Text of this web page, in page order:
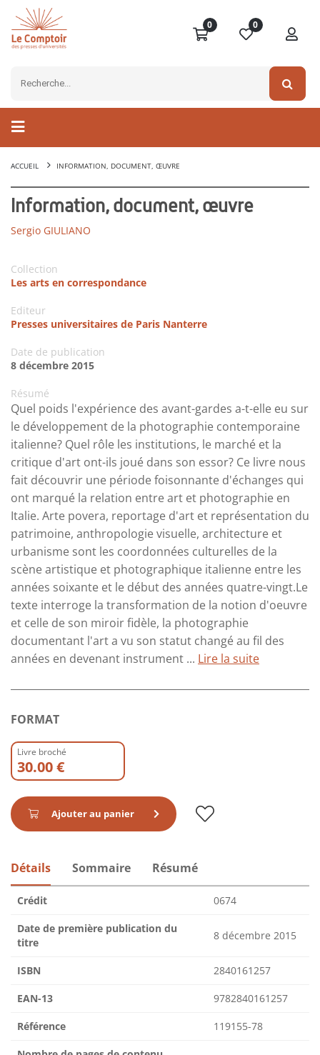
0 0
ACCUEIL INFORMATION, DOCUMENT, ŒUVRE
Information, document, œuvre
Sergio GIULIANO
Collection
Les arts en correspondance
Editeur
Presses universitaires de Paris Nanterre
Date de publication
8 décembre 2015
Résumé
Quel poids l'expérience des avant-gardes a-t-elle eu sur
le développement de la photographie contemporaine
italienne? Quel rôle les institutions, le marché et la
critique d'art ont-ils joué dans son essor? Ce livre nous
fait découvrir une période foisonnante d'échanges qui
ont marqué la relation entre art et photographie en
Italie. Arte povera, reportage d'art et représentation du
patrimoine, anthropologie visuelle, architecture et
urbanisme sont les coordonnées culturelles de la
scène artistique et photographique italienne entre les
années soixante et le début des années quatre-vingt.Le
texte interroge la transformation de la notion d'oeuvre
et celle de son miroir fidèle, la photographie
documentant l'art a vu son statut changé au fil des
années en devenant instrument ... Lire la suite
FORMAT
Livre broché
30.00 €
Ajouter au panier
Détails Sommaire Résumé
Crédit 0674
Date de première publication du
titre
8 décembre 2015
ISBN 2840161257
EAN-13 9782840161257
Référence 119155-78